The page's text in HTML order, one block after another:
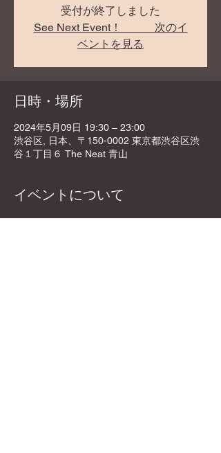
受付が終了しました
See Next Event！ 次のイ
ベントを見る
日時・場所
2024年5月09日 19:30 – 23:00
渋谷区, 日本、〒150-0002 東京都渋谷区渋
谷１丁目６ The Neat 青山
イベントについて
📍 DyCE Global Board Game Cafe